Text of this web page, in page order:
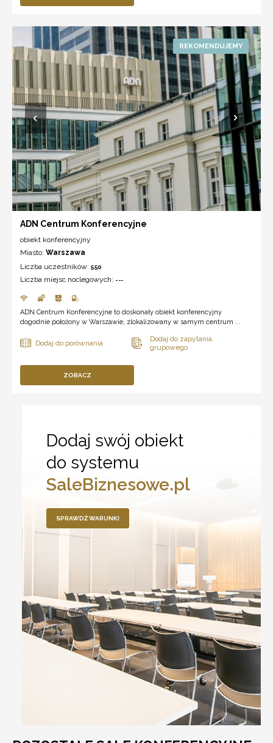
ADN Centrum Konferencyjne
obiekt konferencyjny
Miasto: Warszawa
Liczba uczestników: 550
Liczba miejsc noclegowych: ---
ADN Centrum Konferencyjne to doskonały obiekt konferencyjny
dogodnie położony w Warszawie, zlokalizowany w samym centrum ...
ZOBACZ
Dodaj swój obiekt
do systemu
SaleBiznesowe.pl
SPRAWDŹ WARUNKI